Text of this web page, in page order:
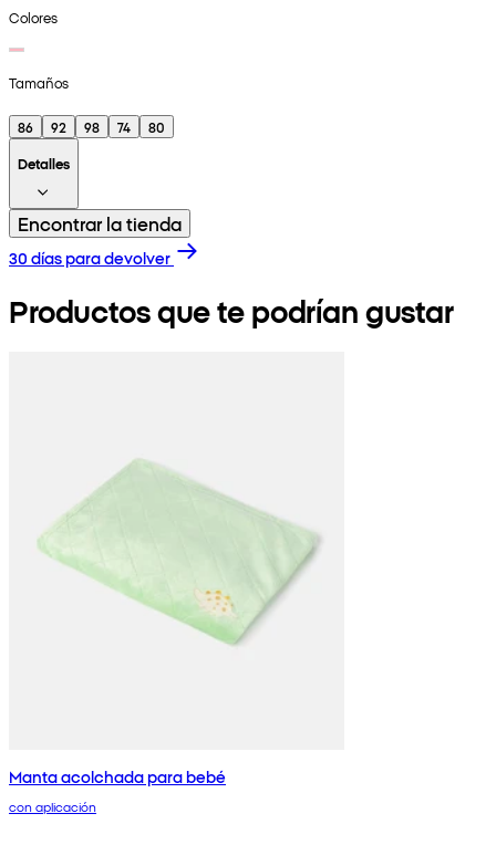
Colores
Tamaños
86 92 98 74
80
Detalles
Encontrar la tienda
30 días para devolver
Productos que te podrían gustar
Manta acolchada para bebé
con aplicación